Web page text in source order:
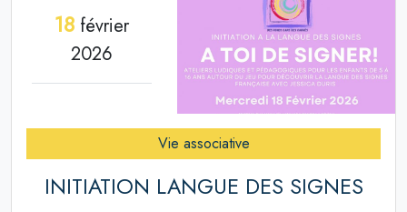
18février
2026
Vie associative
INITIATION LANGUE DES SIGNES